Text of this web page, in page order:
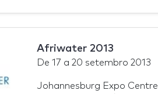
Afriwater 2013
De 17 a 20 setembro 2013
Johannesburg Expo Centre